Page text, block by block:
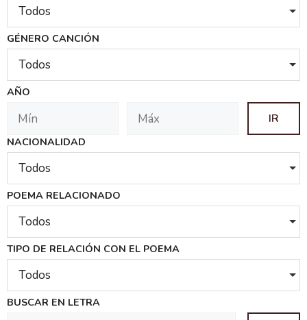
Todos
GÉNERO CANCIÓN
Todos
AÑO
NACIONALIDAD
Todos
POEMA RELACIONADO
Todos
TIPO DE RELACIÓN CON EL POEMA
Todos
BUSCAR EN LETRA